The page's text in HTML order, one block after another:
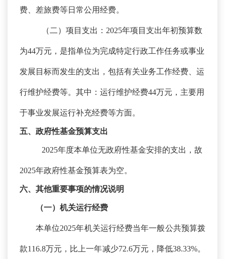
费、差旅费等日常公用经费。
（二）项目支出： 2025年项目支出年初预算数
为44万元，是指单位为完成特定行政工作任务或事业
发展目标而发生的支出，包括有关业务工作经费、运
行维护经费等。 其中：运行维护经费44万元，主要用
于事业发展运行补充经费等方面。
五、政府性基金预算支出
2025年度本单位无政府性基金安排的支出，故
2025年政府性基金预算表为空。
六、其他重要事项的情况说明
（一）机关运行经费
本单位2025年机关运行经费当年一般公共预算拨
款116.8万元，比上一年减少72.6万元，降低38.33%。